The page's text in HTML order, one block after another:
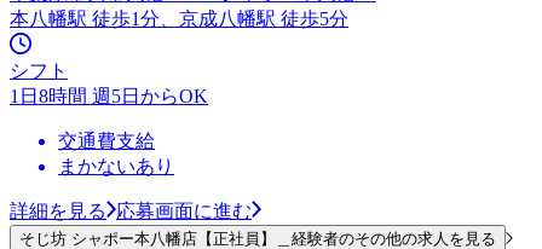
本八幡駅 徒歩1分、京成八幡駅 徒歩5分
シフト
1日8時間 週5日からOK
交通費支給
まかないあり
詳細を見る 応募画面に進む
そじ坊 シャポー本八幡店【正社員】＿経験者のその他の求人を見る